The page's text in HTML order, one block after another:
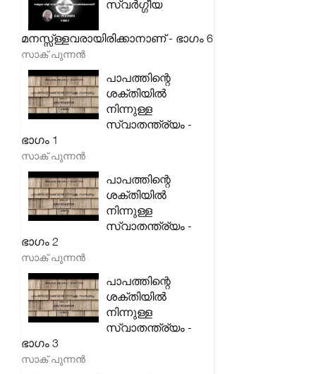
സ്വർഗ്ഗീയ
മനസ്സ്ള്ളവരായിരിക്കാനാണ് - ഭാഗം 6
സാക് പുന്നൻ
പാപത്തിന്റെ
ശക്തിയിൽ
നിന്നുള്ള
സ്വാതന്ത്ര്യം -
ഭാഗം 1
സാക് പുന്നൻ
പാപത്തിന്റെ
ശക്തിയിൽ
നിന്നുള്ള
സ്വാതന്ത്ര്യം -
ഭാഗം 2
സാക് പുന്നൻ
പാപത്തിന്റെ
ശക്തിയിൽ
നിന്നുള്ള
സ്വാതന്ത്ര്യം -
ഭാഗം 3
സാക് പുന്നൻ